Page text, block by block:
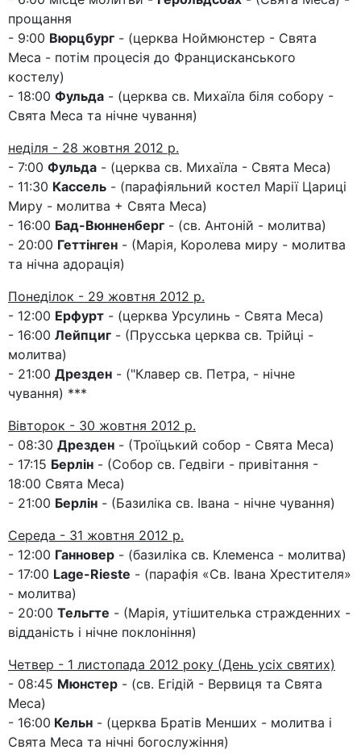
прощання
- 9:00 Вюрцбург - (церква Ноймюнстер - Свята
Меса - потім процесія до Францисканського
костелу)
- 18:00 Фульда - (церква св. Михаїла біля собору -
Свята Меса та нічне чування)
неділя - 28 жовтня 2012 р.
- 7:00 Фульда - (церква св. Михаїла - Свята Меса)
- 11:30 Кассель - (парафіяльний костел Марії Цариці
Миру - молитва + Свята Меса)
- 16:00 Бад-Вюнненберг - (св. Антоній - молитва)
- 20:00 Геттінген - (Марія, Королева миру - молитва
та нічна адорація)
Понеділок - 29 жовтня 2012 р.
- 12:00 Ерфурт - (церква Урсулинь - Свята Меса)
- 16:00 Лейпциг - (Прусська церква св. Трійці -
молитва)
- 21:00 Дрезден - ("Клавер св. Петра, - нічне
чування) ***
Вівторок - 30 жовтня 2012 р.
- 08:30 Дрезден - (Троїцький собор - Свята Меса)
- 17:15 Берлін - (Собор св. Гедвіги - привітання -
18:00 Свята Меса)
- 21:00 Берлін - (Базиліка св. Івана - нічне чування)
Середа - 31 жовтня 2012 р.
- 12:00 Ганновер - (базиліка св. Клеменса - молитва)
- 17:00 Lage-Rieste - (парафія «Св. Івана Хрестителя»
- молитва)
- 20:00 Тельгте - (Марія, утішителька стражденних -
відданість і нічне поклоніння)
Четвер - 1 листопада 2012 року (День усіх святих)
- 08:45 Мюнстер - (св. Егідій - Вервиця та Свята
Меса)
- 16:00 Кельн - (церква Братів Менших - молитва і
Свята Меса та нічні богослужіння)